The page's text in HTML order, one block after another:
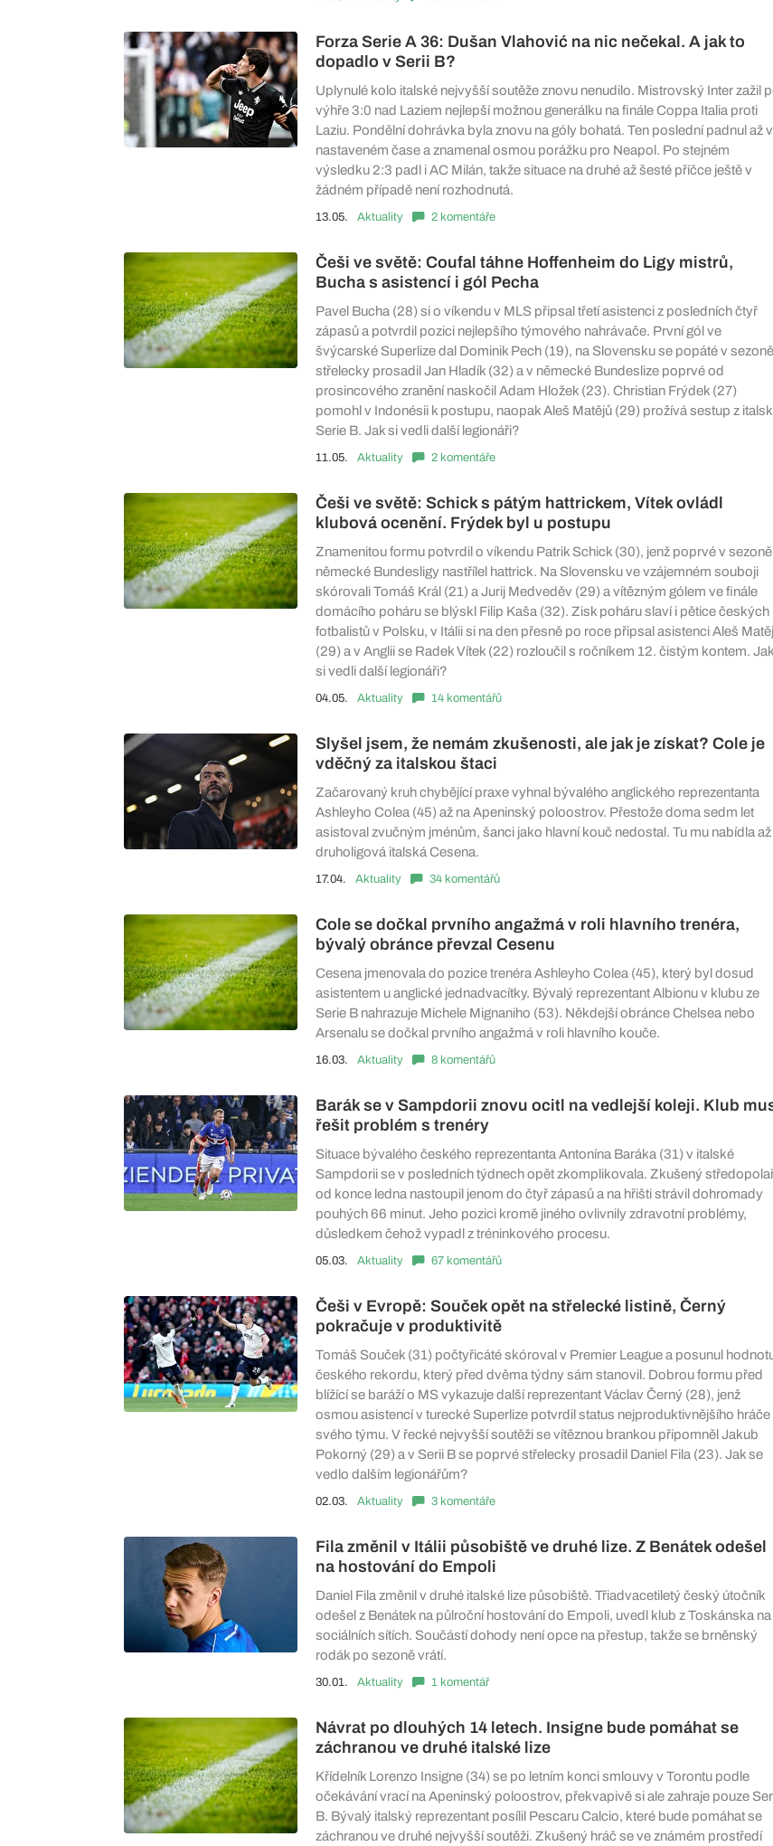
Forza Serie A 36: Dušan Vlahović na nic nečekal. A jak to
dopadlo v Serii B?
Uplynulé kolo italské nejvyšší soutěže znovu nenudilo. Mistrovský Inter zažil
výhře 3:0 nad Laziem nejlepší možnou generálku na finále Coppa Italia proti
Laziu. Pondělní dohrávka byla znovu na góly bohatá. Ten poslední padnul až v
nastaveném čase a znamenal osmou porážku pro Neapol. Po stejném
výsledku 2:3 padl i AC Milán, takže situace na druhé až šesté příčce ještě v
žádném případě není rozhodnutá.
13.05. Aktuality 2 komentáře
Češi ve světě: Coufal táhne Hoffenheim do Ligy mistrů,
Bucha s asistencí i gól Pecha
Pavel Bucha (28) si o víkendu v MLS připsal třetí asistenci z posledních čtyř
zápasů a potvrdil pozici nejlepšího týmového nahrávače. První gól ve
švýcarské Superlize dal Dominik Pech (19), na Slovensku se popáté v sezoně
střelecky prosadil Jan Hladík (32) a v německé Bundeslize poprvé od
prosincového zranění naskočil Adam Hložek (23). Christian Frýdek (27)
pomohl v Indonésii k postupu, naopak Aleš Matějů (29) prožívá sestup z
Serie B. Jak si vedli další legionáři?
11.05. Aktuality 2 komentáře
Češi ve světě: Schick s pátým hattrickem, Vítek ovládl
klubová ocenění. Frýdek byl u postupu
Znamenitou formu potvrdil o víkendu Patrik Schick (30), jenž poprvé v sezoně
německé Bundesligy nastřílel hattrick. Na Slovensku ve vzájemném souboji
skórovali Tomáš Král (21) a Jurij Medveděv (29) a vítězným gólem ve finále
domácího poháru se blýskl Filip Kaša (32). Zisk poháru slaví i pětice českých
fotbalistů v Polsku, v Itálii si na den přesně po roce připsal asistenci Aleš
(29) a v Anglii se Radek Vítek (22) rozloučil s ročníkem 12. čistým kontem. Jak
si vedli další legionáři?
04.05. Aktuality 14 komentářů
Slyšel jsem, že nemám zkušenosti, ale jak je získat? Cole je
vděčný za italskou štaci
Začarovaný kruh chybějící praxe vyhnal bývalého anglického reprezentanta
Ashleyho Colea (45) až na Apeninský poloostrov. Přestože doma sedm let
asistoval zvučným jménům, šanci jako hlavní kouč nedostal. Tu mu nabídla až
druholigová italská Cesena.
17.04. Aktuality 34 komentářů
Cole se dočkal prvního angažmá v roli hlavního trenéra,
bývalý obránce převzal Cesenu
Cesena jmenovala do pozice trenéra Ashleyho Colea (45), který byl dosud
asistentem u anglické jednadvacítky. Bývalý reprezentant Albionu v klubu ze
Serie B nahrazuje Michele Mignaniho (53). Někdejší obránce Chelsea nebo
Arsenalu se dočkal prvního angažmá v roli hlavního kouče.
16.03. Aktuality 8 komentářů
Barák se v Sampdorii znovu ocitl na vedlejší koleji. Klub
řešit problém s trenéry
Situace bývalého českého reprezentanta Antonína Baráka (31) v italské
Sampdorii se v posledních týdnech opět zkomplikovala. Zkušený
od konce ledna nastoupil jenom do čtyř zápasů a na hřišti strávil dohromady
pouhých 66 minut. Jeho pozici kromě jiného ovlivnily zdravotní problémy,
důsledkem čehož vypadl z tréninkového procesu.
05.03. Aktuality 67 komentářů
Češi v Evropě: Souček opět na střelecké listině, Černý
pokračuje v produktivitě
Tomáš Souček (31) počtyřicáté skóroval v Premier League a posunul
českého rekordu, který před dvěma týdny sám stanovil. Dobrou formu před
blížící se baráží o MS vykazuje další reprezentant Václav Černý (28), jenž
osmou asistencí v turecké Superlize potvrdil status nejproduktivnějšího hráče
svého týmu. V řecké nejvyšší soutěži se vítěznou brankou připomněl Jakub
Pokorný (29) a v Serii B se poprvé střelecky prosadil Daniel Fila (23). Jak se
vedlo dalším legionářům?
02.03. Aktuality 3 komentáře
Fila změnil v Itálii působiště ve druhé lize. Z Benátek odešel
na hostování do Empoli
Daniel Fila změnil v druhé italské lize působiště. Třiadvacetiletý český útočník
odešel z Benátek na půlroční hostování do Empoli, uvedl klub z Toskánska na
sociálních sítích. Součástí dohody není opce na přestup, takže se brněnský
rodák po sezoně vrátí.
30.01. Aktuality 1 komentář
Návrat po dlouhých 14 letech. Insigne bude pomáhat se
záchranou ve druhé italské lize
Křídelník Lorenzo Insigne (34) se po letním konci smlouvy v Torontu podle
očekávání vrací na Apeninský poloostrov, překvapivě si ale zahraje pouze
B. Bývalý italský reprezentant posílil Pescaru Calcio, které bude pomáhat se
záchranou ve druhé nejvyšší soutěži. Zkušený hráč se ve známém prostředí